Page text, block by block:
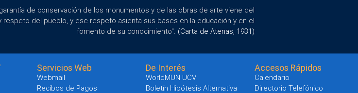
de conservación de los monumentos y de las obras de arte viene del
respeto del pueblo, y ese respeto asienta sus bases en la educación y en el
fomento de su conocimiento". (Carta de Atenas, 1931)
Servicios Web
Webmail
Recibos de Pagos
De Interés
WorldMUN UCV
Boletín Hipótesis Alternativa
Accesos Rápidos
Calendario
Directorio Telefónico